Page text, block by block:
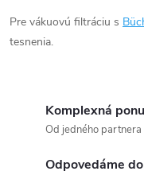
e
p
Pre vákuovú filtráciu s
tesnenia.
Komplexná
Od jedného partnera
Odpovedáme